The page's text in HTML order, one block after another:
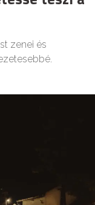
zenei és